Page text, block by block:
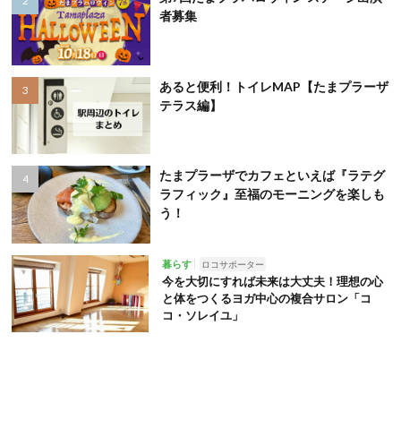
者募集
あると便利！トイレMAP【たまプラーザ
テラス編】
たまプラーザでカフェといえば『ラテグ
ラフィック』至福のモーニングを楽しも
う！
暮らす ロコサポーター
今を大切にすれば未来は大丈夫！理想の心
と体をつくるヨガ中心の複合サロン「コ
コ・ソレイユ」